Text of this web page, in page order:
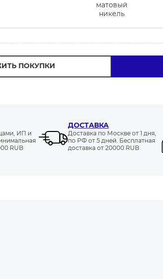
матовый
никель
ПОКУПКИ
ИП и
RUB
ДОСТАВКА
Доставка по Москве от 1 дня,
по РФ от 5 дней. Бесплатная
доставка от 20000 RUB